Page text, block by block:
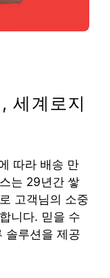
세계로지
따라 배송 만
는 29년간 쌓
고객님의 소중
니다. 믿을 수
솔루션을 제공